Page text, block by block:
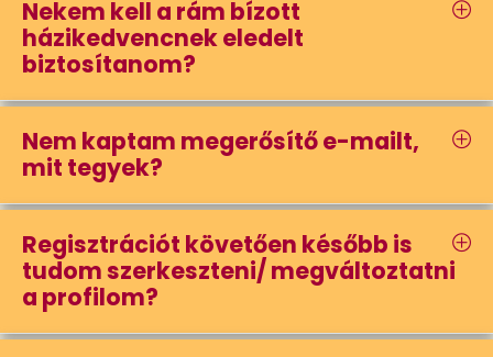
Nekem kell a rám bízott
házikedvencnek eledelt
biztosítanom?
Nem kaptam megerősítő e-mailt,
mit tegyek?
Regisztrációt követően később is
tudom szerkeszteni/ megváltoztatni
a profilom?